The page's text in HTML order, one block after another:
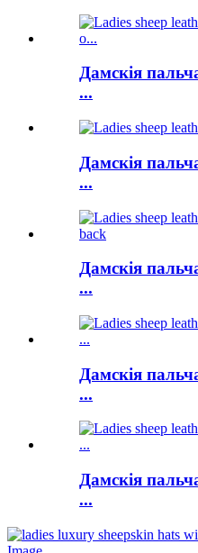
Дамскія
...
Дамскія
...
Дамскія
...
Дамскія
...
Дамскія
...